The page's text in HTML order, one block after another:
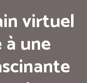
virtuel
une